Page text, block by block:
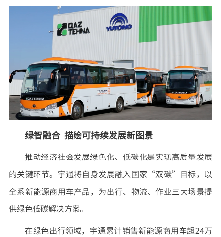
绿智融合 描绘可持续发展新图景
推动经济社会发展绿色化、低碳化是实现高质量发展
的关键环节。宇通将自身发展融入国家“双碳”目标，以
全系新能源商用车产品，为出行、物流、作业三大场景提
供绿色低碳解决方案。
在绿色出行领域，宇通累计销售新能源商用车超24万